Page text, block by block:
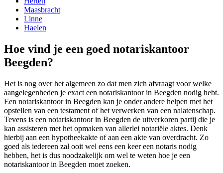
Maasbracht
Linne
Haelen
Hoe vind je een goed notariskantoor
Beegden?
Het is nog over het algemeen zo dat men zich afvraagt voor welke
aangelegenheden je exact een notariskantoor in Beegden nodig hebt.
Een notariskantoor in Beegden kan je onder andere helpen met het
opstellen van een testament of het verwerken van een nalatenschap.
Tevens is een notariskantoor in Beegden de uitverkoren partij die je
kan assisteren met het opmaken van allerlei notariële aktes. Denk
hierbij aan een hypotheekakte of aan een akte van overdracht. Zo
goed als iedereen zal ooit wel eens een keer een notaris nodig
hebben, het is dus noodzakelijk om wel te weten hoe je een
notariskantoor in Beegden moet zoeken.